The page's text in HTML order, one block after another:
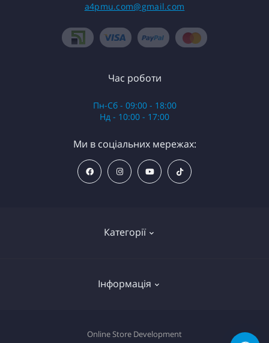
a4pmu.com@gmail.com
Категорії
Інформація
Декларація про файли cookie
Час роботи
Пн-Сб - 09:00 - 18:00
Нд - 10:00 - 17:00
Ми в соціальних мережах:
Online Store Development